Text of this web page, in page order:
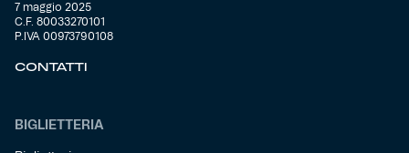
7 maggio 2025
C.F. 80033270101
P.IVA 00973790108
CONTATTI
BIGLIETTERIA